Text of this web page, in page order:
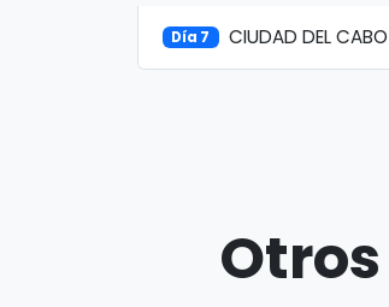
Día 7 CIUDAD DEL CABO